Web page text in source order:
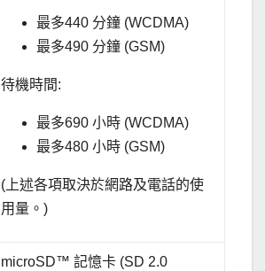
最多440 分鐘 (WCDMA)
最多490 分鐘 (GSM)
待機時間:
最多690 小時 (WCDMA)
最多480 小時 (GSM)
(上述各項取決於網路及電話的使
用量。)
microSD™ 記憶卡 (SD 2.0